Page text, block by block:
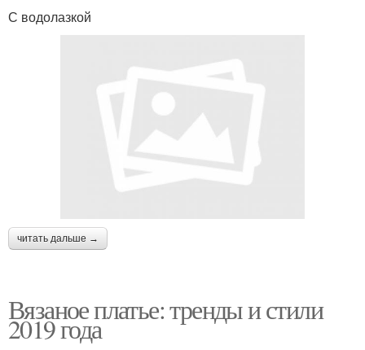
С водолазкой
читать дальше →
Вязаное платье: тренды и стили
2019 года